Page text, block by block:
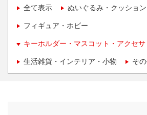
全て表示 ぬいぐるみ・クッション
フィギュア・ホビー
キーホルダー・マスコット・アクセサ
生活雑貨・インテリア・小物 そ